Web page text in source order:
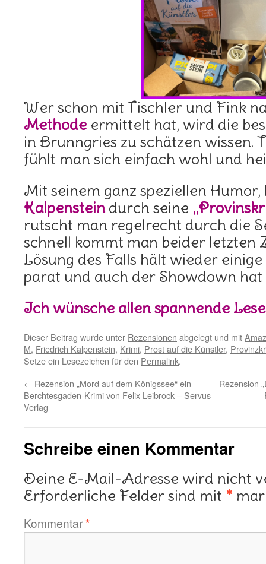
Wer schon mit Tischler und Fink
Methode ermittelt hat, wird die
in Brunngries zu schätzen wissen.
fühlt man sich einfach wohl und
Mit seinem ganz speziellen
Kalpenstein durch seine
rutscht man regelrecht durch die
schnell kommt man beider letzten
Lösung des Falls hält wieder
parat und auch der Showdown hat
Ich wünsche allen spannende
Dieser Beitrag wurde unter Rezensionen abgelegt und mit
M, Friedrich Kalpenstein, Krimi, Prost auf die Künstler,
Setze ein Lesezeichen für den Permalink.
← Rezension „Mord auf dem Königssee“ ein
Berchtesgaden-Krimi von Felix Leibrock – Servus
Verlag
Rezension
Schreibe einen Kommentar
Deine E-Mail-Adresse wird nicht
Erforderliche Felder sind mit *
Kommentar*